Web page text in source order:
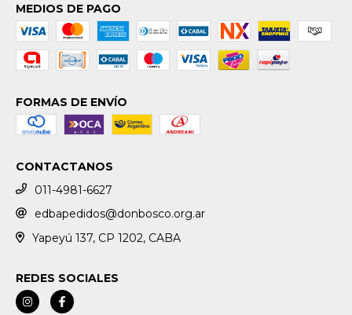
MEDIOS DE PAGO
FORMAS DE ENVÍO
CONTACTANOS
011-4981-6627
edbapedidos@donbosco.org.ar
Yapeyú 137, CP 1202, CABA
REDES SOCIALES